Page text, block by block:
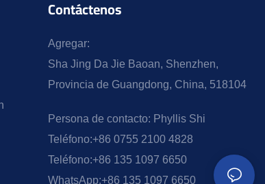
Contáctenos
Agregar:
Sha Jing Da Jie Baoan, Shenzhen,
Provincia de Guangdong, China, 518104
Persona de contacto: Phyllis Shi
Teléfono:+86 0755 2100 4828
Teléfono:+86 135 1097 6650
WhatsApp:+86 135 1097 6650